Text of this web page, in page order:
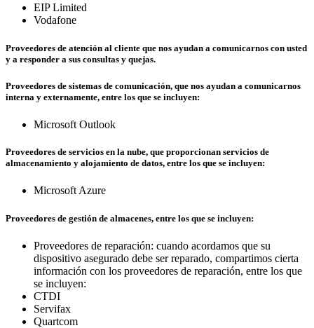
EIP Limited
Vodafone
Proveedores de atención al cliente que nos ayudan a comunicarnos con usted
y a responder a sus consultas y quejas.
Proveedores de sistemas de comunicación, que nos ayudan a comunicarnos
interna y externamente, entre los que se incluyen:
Microsoft Outlook
Proveedores de servicios en la nube, que proporcionan servicios de
almacenamiento y alojamiento de datos, entre los que se incluyen:
Microsoft Azure
Proveedores de gestión de almacenes, entre los que se incluyen:
Proveedores de reparación: cuando acordamos que su
dispositivo asegurado debe ser reparado, compartimos cierta
información con los proveedores de reparación, entre los que
se incluyen:
CTDI
Servifax
Quartcom